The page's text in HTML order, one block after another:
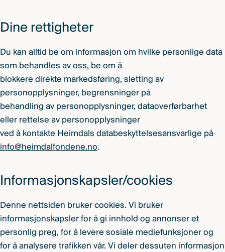
Dine rettigheter
Du kan alltid be om informasjon om hvilke personlige data
som behandles av oss, be om å
blokkere direkte markedsføring, sletting av
personopplysninger, begrensninger på
behandling av personopplysninger, dataoverførbarhet
eller rettelse av personopplysninger
ved å kontakte Heimdals databeskyttelsesansvarlige på
info@heimdalfondene.no.
Informasjonskapsler/cookies
Denne nettsiden bruker cookies. Vi bruker
informasjonskapsler for å gi innhold og annonser et
personlig preg, for å levere sosiale mediefunksjoner og
for å analysere trafikken vår. Vi deler dessuten informasjon